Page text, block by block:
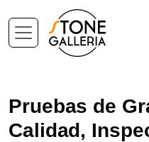
Pruebas de
Calidad,